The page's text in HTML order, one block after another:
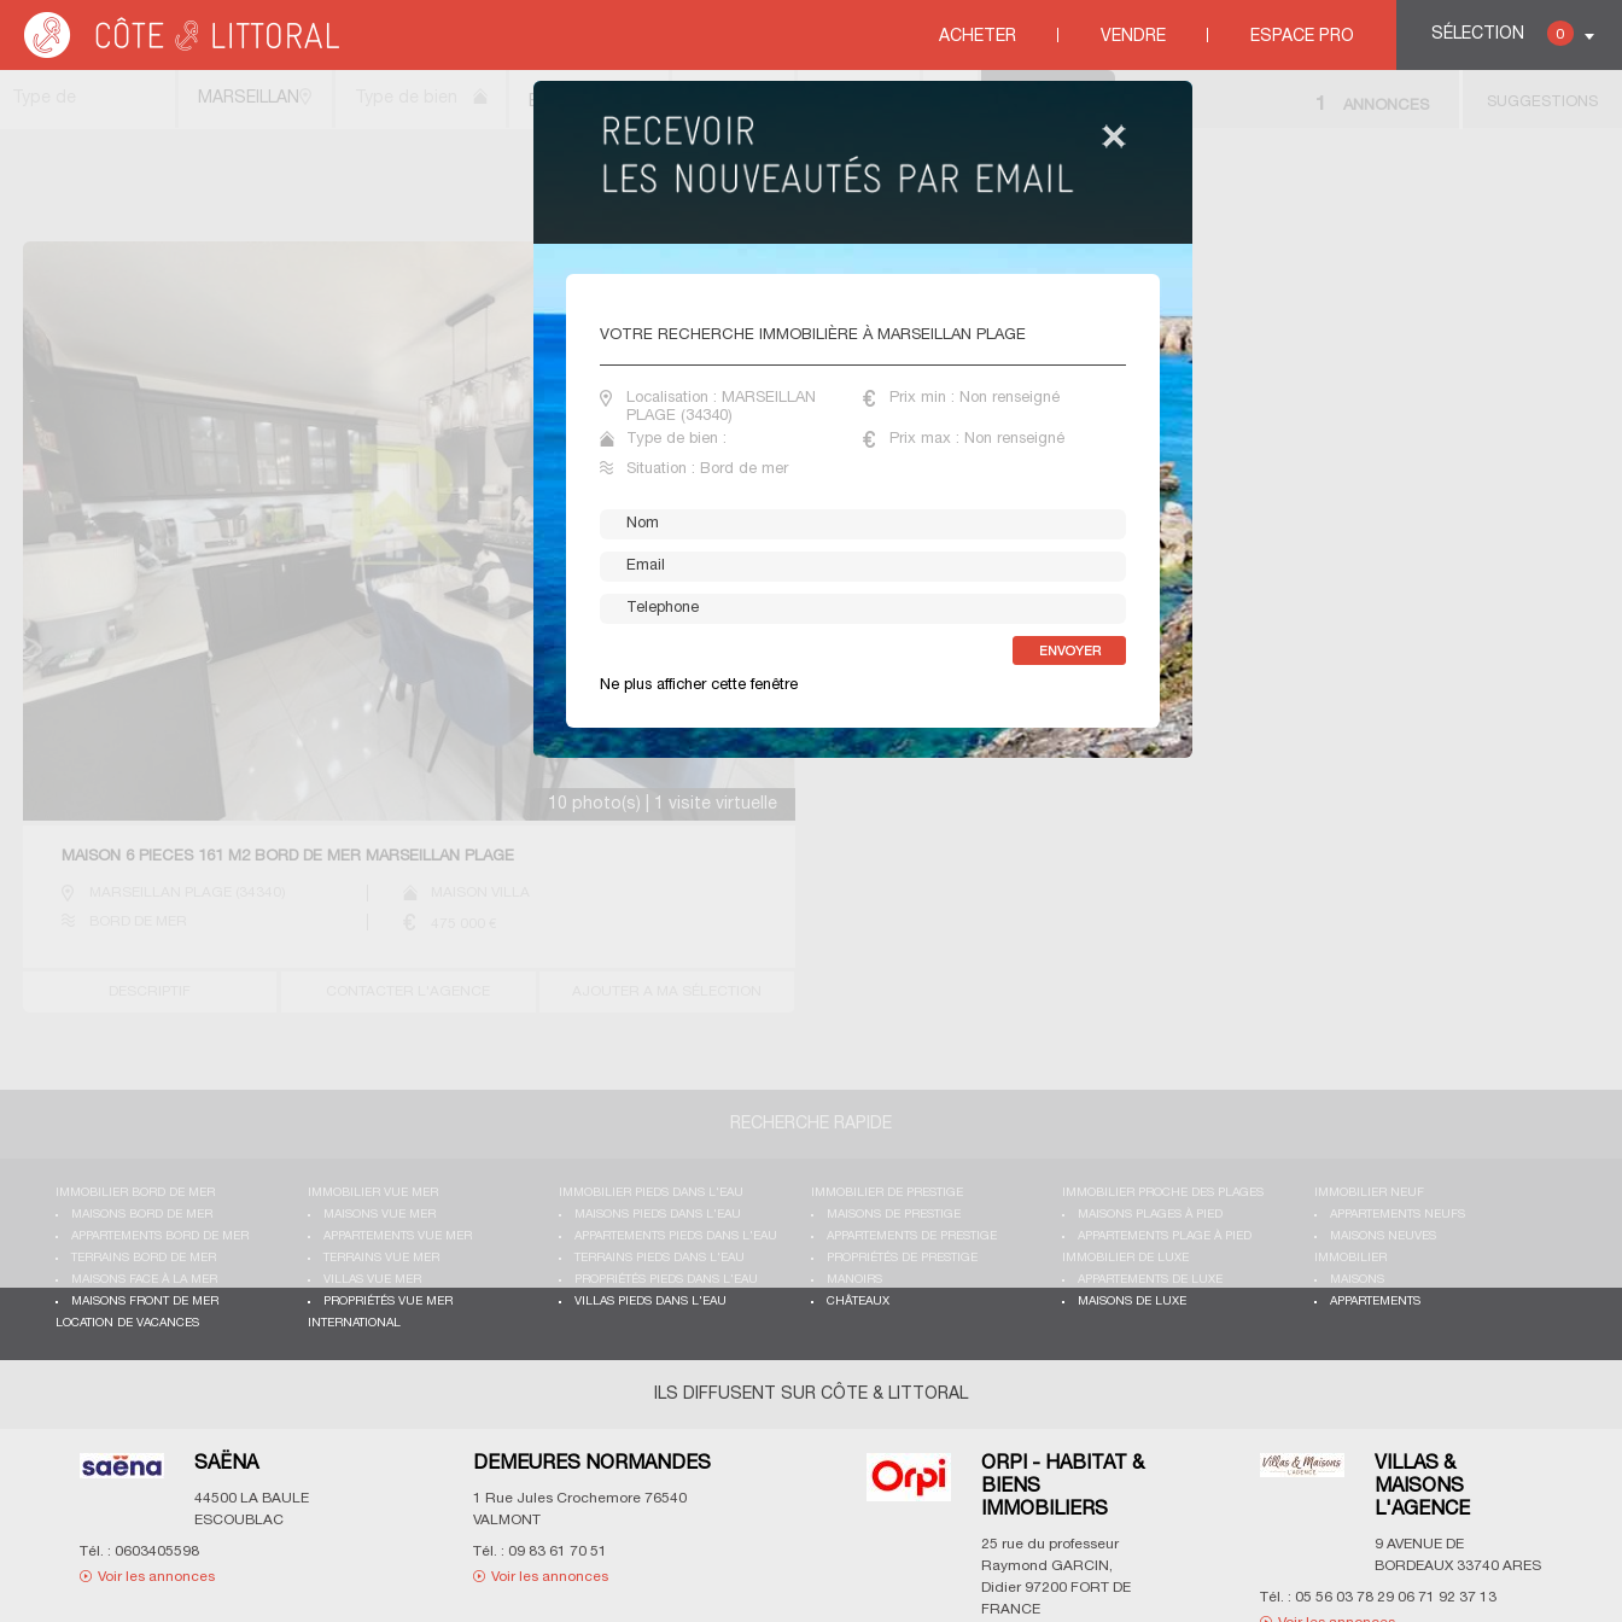
SÉLECTION 0
ACHETER VENDRE ESPACE PRO
Côte & Littoral > Immobilier bord de mer>Maisons bord de mer
VENTE MAISONS BORD DE MER MARSEILLAN
PLAGE
10 photo(s) | 1 visite virtuelle
MAISON 6 PIECES 161 M2 BORD DE MER MARSEILLAN PLAGE
MARSEILLAN
Bord de mer SUGGESTIONS
1 ANNONCES
VOTRE RECHERCHE IMMOBILIÈRE À MARSEILLAN PLAGE
Localisation : MARSEILLAN
PLAGE (34340)
Prix min : Non renseigné
Type de bien : Prix max : Non renseigné
Situation : Bord de mer
Ne plus afficher cette fenêtre
RECHERCHE RAPIDE
IMMOBILIER BORD DE MER
MAISONS BORD DE MER
APPARTEMENTS BORD DE MER
TERRAINS BORD DE MER
MAISONS FACE À LA MER
MAISONS FRONT DE MER
IMMOBILIER VUE MER
MAISONS VUE MER
APPARTEMENTS VUE MER
TERRAINS VUE MER
VILLAS VUE MER
PROPRIÉTÉS VUE MER
IMMOBILIER PIEDS DANS L'EAU
MAISONS PIEDS DANS L'EAU
APPARTEMENTS PIEDS DANS L'EAU
TERRAINS PIEDS DANS L'EAU
PROPRIÉTÉS PIEDS DANS L'EAU
VILLAS PIEDS DANS L'EAU
IMMOBILIER DE PRESTIGE
MAISONS DE PRESTIGE
APPARTEMENTS DE PRESTIGE
PROPRIÉTÉS DE PRESTIGE
MANOIRS
CHÂTEAUX
IMMOBILIER PROCHE DES PLAGES
MAISONS PLAGES À PIED
APPARTEMENTS PLAGE À PIED
IMMOBILIER NEUF
APPARTEMENTS NEUFS
MAISONS NEUVES
IMMOBILIER DE LUXE
APPARTEMENTS DE LUXE
MAISONS DE LUXE
IMMOBILIER
MAISONS
APPARTEMENTS
LOCATION DE VACANCES
INTERNATIONAL
ILS DIFFUSENT SUR CÔTE & LITTORAL
SAËNA
44500
LA BAULE
ESCOUBLAC
Tél. : 0603405598
Voir les annonces
DEMEURES NORMANDES
1 Rue Jules Crochemore 76540
VALMONT
Tél. : 09 83 61 70 51
Voir les annonces
ORPI - HABITAT &
BIENS
IMMOBILIERS
25 rue du professeur
Raymond GARCIN,
Didier 97200 FORT DE
FRANCE
VILLAS &
MAISONS
L'AGENCE
9 AVENUE DE
BORDEAUX 33740 ARES
Tél. : 05 56 03 78 29 06 71 92 37 13